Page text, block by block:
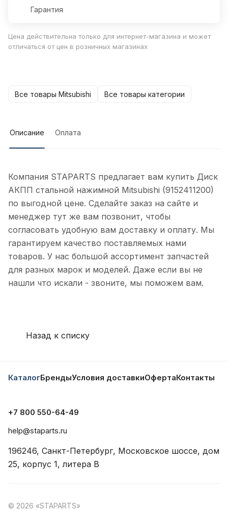
Гарантия
Цена действительна только для интернет-магазина и может
отличаться от цен в розничных магазинах
Все товары Mitsubishi Все товары категории
Описание Оплата
Компания STAPARTS предлагает вам купить Диск
АКПП стальной нажимной Mitsubishi (9152411200)
по выгодной цене. Сделайте заказ на сайте и
менеджер тут же вам позвонит, чтобы
согласовать удобную вам доставку и оплату. Мы
гарантируем качество поставляемых нами
товаров. У нас большой ассортимент запчастей
для разных марок и моделей. Даже если вы не
нашли что искали - звоните, мы поможем вам.
Назад к списку
КаталогБрендыУсловия доставкиОфертаКонтакты
+7 800 550-64-49
help@staparts.ru
196246, Санкт-Петербург, Московское шоссе, дом
25, корпус 1, литера В
© 2026 «STAPARTS»